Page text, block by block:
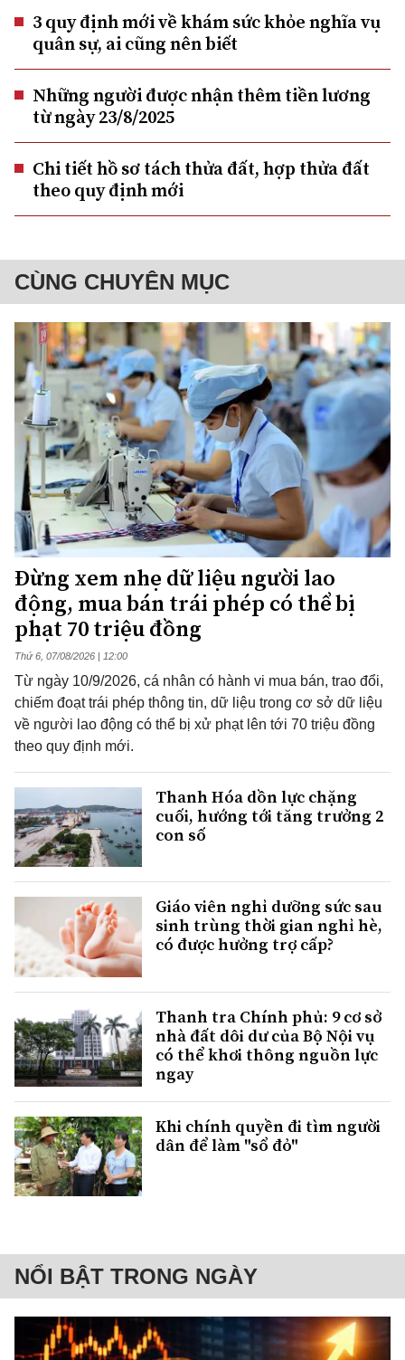
3 quy định mới về khám sức khỏe nghĩa vụ
quân sự, ai cũng nên biết
Những người được nhận thêm tiền lương
từ ngày 23/8/2025
Chi tiết hồ sơ tách thửa đất, hợp thửa đất
theo quy định mới
CÙNG CHUYÊN MỤC
Đừng xem nhẹ dữ liệu người lao
động, mua bán trái phép có thể bị
phạt 70 triệu đồng
Thứ 6, 07/08/2026 | 12:00
Từ ngày 10/9/2026, cá nhân có hành vi mua bán, trao đổi,
chiếm đoạt trái phép thông tin, dữ liệu trong cơ sở dữ liệu
về người lao động có thể bị xử phạt lên tới 70 triệu đồng
theo quy định mới.
Thanh Hóa dồn lực chặng
cuối, hướng tới tăng trưởng 2
con số
Giáo viên nghỉ dưỡng sức sau
sinh trùng thời gian nghỉ hè,
có được hưởng trợ cấp?
Thanh tra Chính phủ: 9 cơ sở
nhà đất dôi dư của Bộ Nội vụ
có thể khơi thông nguồn lực
ngay
Khi chính quyền đi tìm người
dân để làm "sổ đỏ"
NỔI BẬT TRONG NGÀY